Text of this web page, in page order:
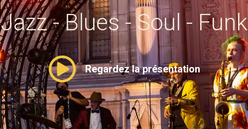
Jazz - Blues - Soul - Funk
Regardez la présentation